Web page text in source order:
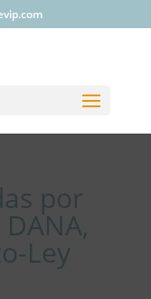
por
Ley